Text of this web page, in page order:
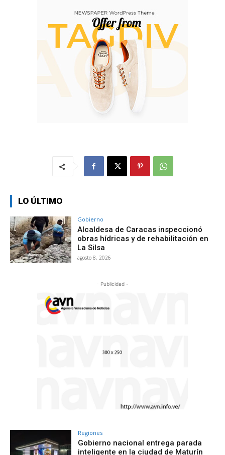
LO ÚLTIMO
Gobierno
Alcaldesa de Caracas inspeccionó
obras hídricas y de rehabilitación en
La Silsa
agosto 8, 2026
- Publicidad -
Regiones
Gobierno nacional entrega parada
inteligente en la ciudad de Maturín